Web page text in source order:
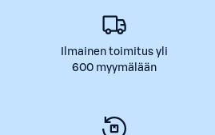
Ilmainen toimitus yli
600 myymälään